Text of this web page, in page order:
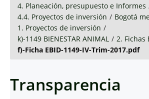
4. Planeación, presupuesto e Informes
4.4. Proyectos de inversión / Bogotá
1. Proyectos de inversión /
k)-1149 BIENESTAR ANIMAL / 2. Fichas
f)-Ficha EBID-1149-IV-Trim-2017.pdf
Transparencia